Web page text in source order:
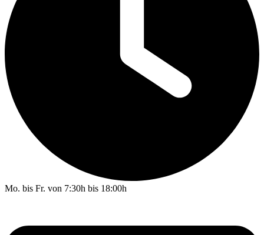
Mo. bis Fr. von 7:30h bis 18:00h